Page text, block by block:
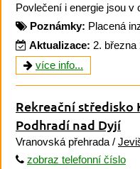
Povlečení i energie jsou v
Poznámky: Placená
Aktualizace: 2. března
více info...
Rekreační středisko
Podhradí nad Dyjí
Vranovská přehrada /
zobraz telefonní číslo